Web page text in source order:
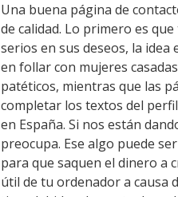
Una buena página de
de calidad. Lo primero es
serios en sus deseos, la
en follar con mujeres
patéticos, mientras que las
completar los textos del
en España. Si nos están
preocupa. Ese algo puede
para que saquen el dinero a
útil de tu ordenador a causa